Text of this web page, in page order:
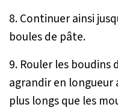
8. Continuer ainsi
boules de pâte.
9. Rouler les
agrandir en longueur
plus longs que les